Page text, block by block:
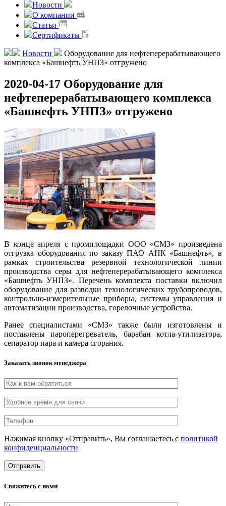
Новости
О компании
Статьи
Сертификаты
Новости
Оборудование для нефтеперерабатывающего
комплекса «Башнефть УНПЗ» отгружено
2020-04-17 Оборудование для
нефтеперерабатывающего комплекса
«Башнефть УНПЗ» отгружено
В конце апреля с промплощадки ООО «СМЗ» произведена
отгрузка оборудования по заказу ПАО АНК «Башнефть», в
рамках строительства резервной технологической линии
производства серы для нефтеперерабатывающего комплекса
«Башнефть УНПЗ». Перечень комплекта поставки включил
оборудование для разводки технологических трубопроводов,
контрольно-измерительные приборы, системы управления и
автоматизации производства, горелочные устройства.
Ранее специалистами «СМЗ» также были изготовлены и
поставлены пароперегреватель, барабан котла-утилизатора,
сепаратор пара и камера сгорания.
Заказать звонок менеджера
Нажимая кнопку «Отправить», Вы соглашаетесь с политикой
конфиденциальности
Свяжитесь с нами